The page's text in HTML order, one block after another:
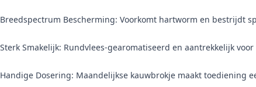
Breedspectrum Bescherming: Voorkomt hartworm en bestrijdt
Sterk Smakelijk: Rundvlees-gearomatiseerd en aantrekkelijk
Handige Dosering: Maandelijkse kauwbrokje maakt toediening